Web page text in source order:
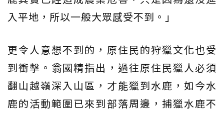
入平地，所以一般大眾感受不到。」
更令人意想不到的，原住民的狩獵文化也受
到衝擊。翁國精指出，過往原住民獵人必須
翻山越嶺深入山區，才能獵到水鹿，如今水
鹿的活動範圍已來到部落周邊，捕獵水鹿不